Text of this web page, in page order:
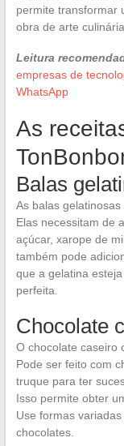
permite transformar
obra de arte culinária.
Leitura
empresas de
WhatsApp
As
Balas
As balas
Elas necessitam de
açúcar, xarope de
também pode
que a gelatina
perfeita.
Chocolate
O chocolate caseiro
Pode ser feito com
truque para ter
Isso permite obter
Use formas
chocolates.